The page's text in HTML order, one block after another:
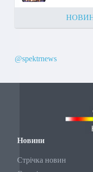
@spektrnews
Новини
Стрічка новин